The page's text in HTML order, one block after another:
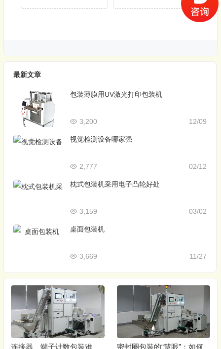
最新文章
包装薄膜用UV激光打印包装机
12/09
3,200
视觉检测设备哪家强
02/12
2,777
枕式包装机采用电子凸轮好处
03/02
3,159
桌面包装机
11/27
3,669
连接器、端子计数包装难
密封圈包装的“慧眼”：如何